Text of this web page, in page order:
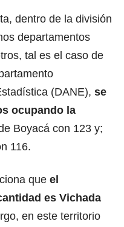
dentro de la división
departamentos
tal es el caso de
(DANE), se
ocupando la
Boyacá con 123 y;
116.
que el
es Vichada
en este territorio